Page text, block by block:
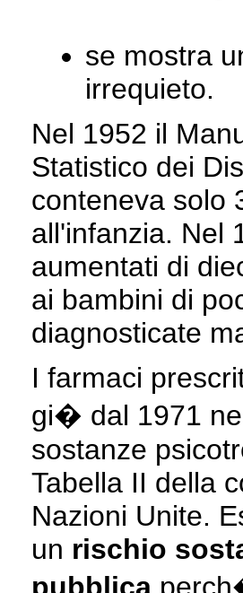
se mostra
irrequieto.
Nel 1952 il
Statistico dei
conteneva solo
all'infanzia. Nel
aumentati di
ai bambini di
diagnosticate
I farmaci
gi� dal 1971
sostanze
Tabella II della
Nazioni Unite.
un rischio